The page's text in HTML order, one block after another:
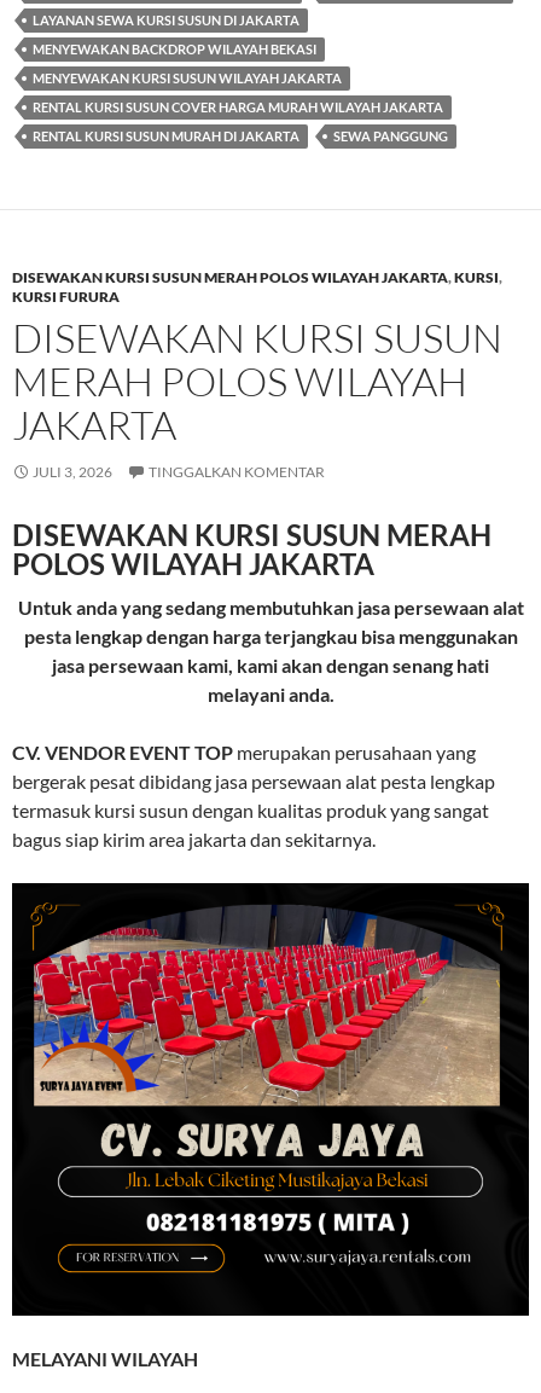
LAYANAN SEWA KURSI SUSUN DI JAKARTA
MENYEWAKAN BACKDROP WILAYAH BEKASI
MENYEWAKAN KURSI SUSUN WILAYAH JAKARTA
RENTAL KURSI SUSUN COVER HARGA MURAH WILAYAH JAKARTA
RENTAL KURSI SUSUN MURAH DI JAKARTA
SEWA PANGGUNG
DISEWAKAN KURSI SUSUN MERAH POLOS WILAYAH JAKARTA,KURSI,
KURSI FURURA
DISEWAKAN KURSI SUSUN
MERAH POLOS WILAYAH
JAKARTA
JULI 3, 2026 TINGGALKAN KOMENTAR
DISEWAKAN KURSI SUSUN MERAH
POLOS WILAYAH JAKARTA
Untuk anda yang sedang membutuhkan jasa persewaan alat
pesta lengkap dengan harga terjangkau bisa menggunakan
jasa persewaan kami, kami akan dengan senang hati
melayani anda.
CV. VENDOR EVENT TOP merupakan perusahaan yang
bergerak pesat dibidang jasa persewaan alat pesta lengkap
termasuk kursi susun dengan kualitas produk yang sangat
bagus siap kirim area jakarta dan sekitarnya.
MELAYANI WILAYAH